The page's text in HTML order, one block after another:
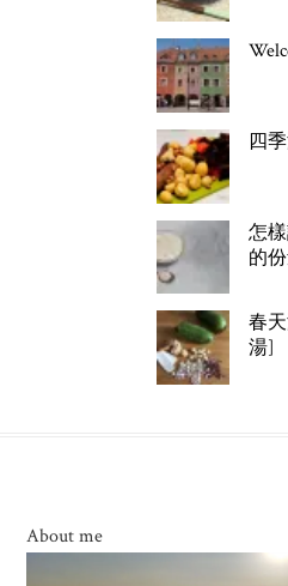
四
怎
的
春
湯]
About me